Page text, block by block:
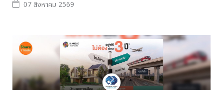
07 สิงหาคม 2569